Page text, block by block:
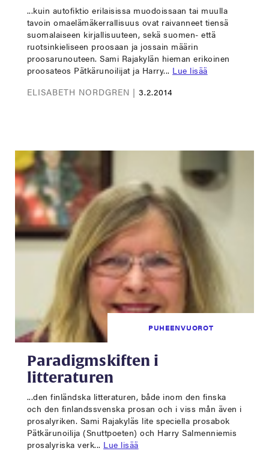
...kuin autofiktio erilaisissa muodoissaan tai muulla
tavoin omaelämäkerrallisuus ovat raivanneet tiensä
suomalaiseen kirjallisuuteen, sekä suomen- että
ruotsinkieliseen proosaan ja jossain määrin
proosarunouteen. Sami Rajakylän hieman erikoinen
proosateos Pätkärunoilijat ja Harry... Lue lisää
ELISABETH NORDGREN | 3.2.2014
PUHEENVUOROT
Paradigmskiften i
litteraturen
...den finländska litteraturen, både inom den finska
och den finlandssvenska prosan och i viss mån även i
prosalyriken. Sami Rajakyläs lite speciella prosabok
Pätkärunoilija (Snuttpoeten) och Harry Salmenniemis
prosalyriska verk... Lue lisää